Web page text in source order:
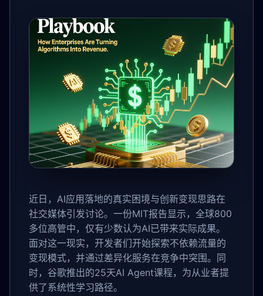
近日，AI应用落地的真实困境与创新变现思路在
社交媒体引发讨论。一份MIT报告显示，全球800
多位高管中，仅有少数认为AI已带来实际成果。
面对这一现实，开发者们开始探索不依赖流量的
变现模式，并通过差异化服务在竞争中突围。同
时，谷歌推出的25天AI Agent课程，为从业者提
供了系统性学习路径。